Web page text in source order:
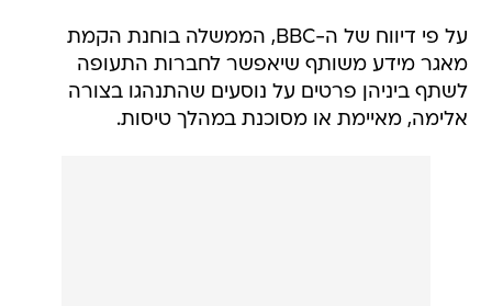
על פי דיווח של ה-BBC, הממשלה בוחנת הקמת
מאגר מידע משותף שיאפשר לחברות התעופה
לשתף ביניהן פרטים על נוסעים שהתנהגו בצורה
אלימה, מאיימת או מסוכנת במהלך טיסות.